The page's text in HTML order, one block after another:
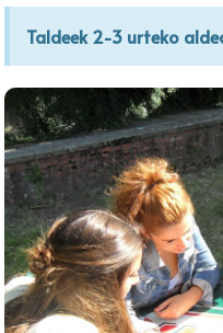
Taldeek 2-3 urteko